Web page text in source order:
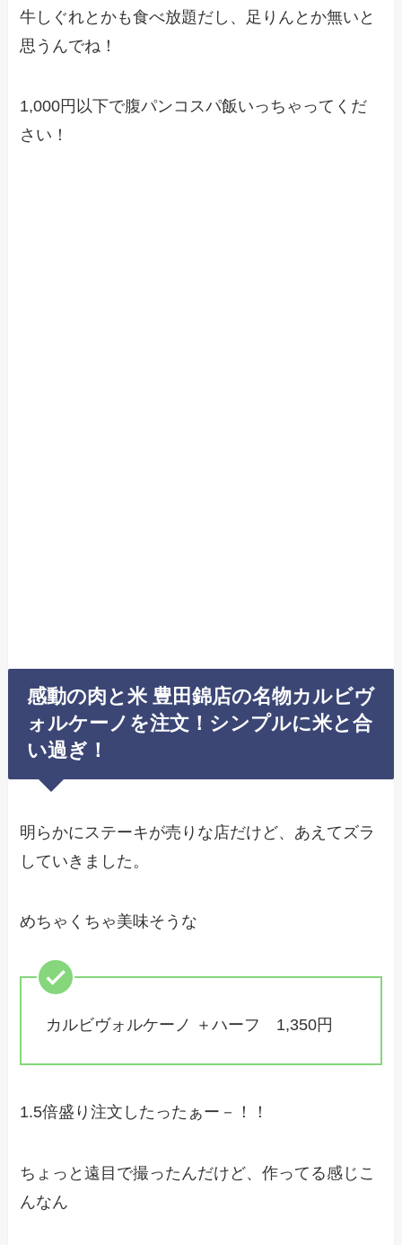
牛しぐれとかも食べ放題だし、足りんとか無いと
思うんでね！
1,000円以下で腹パンコスパ飯いっちゃってくだ
さい！
感動の肉と米 豊田錦店の名物カルビヴ
ォルケーノを注文！シンプルに米と合
い過ぎ！
明らかにステーキが売りな店だけど、あえてズラ
していきました。
めちゃくちゃ美味そうな
カルビヴォルケーノ ＋ハーフ 1,350円
1.5倍盛り注文したったぁー－！！
ちょっと遠目で撮ったんだけど、作ってる感じこ
んなん